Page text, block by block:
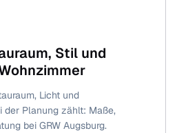
Stil und
Licht und
der Planung zählt: Maße,
bei GRW Augsburg.